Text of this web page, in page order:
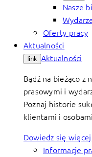
Nasze
Oferty pracy
Aktualności
link Aktualności
Bądź na bieżąco z
prasowymi i
Poznaj historie
klientami i
Dowiedz się więcej
Informacje